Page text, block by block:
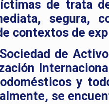
de trata
segura,
contextos de
de
y
se